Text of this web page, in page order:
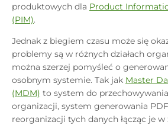
produktowych dla Product
(PIM).
Jednak z biegiem czasu może się
problemy są w różnych działach
można szerzej pomyśleć o
osobnym systemie. Tak jak Master
(MDM) to system do
organizacji, system generowania
reorganizacji tych danych łącząc je w